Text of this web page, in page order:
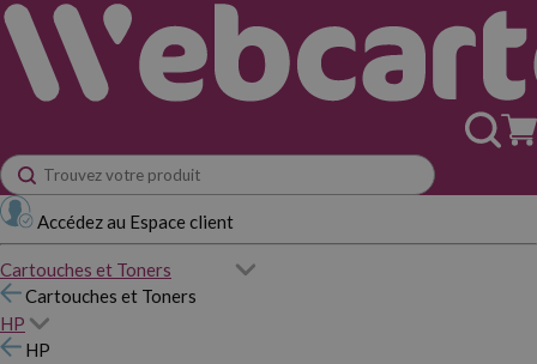
Accédez au Espace client
Cartouches et Toners
Cartouches et Toners
HP
HP